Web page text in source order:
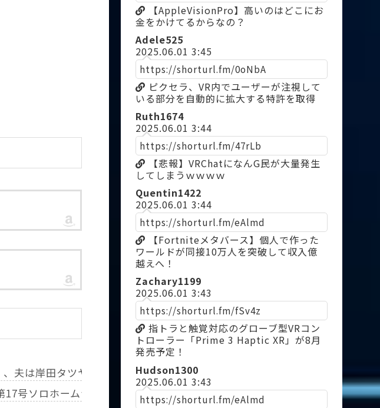
夫は岸田タツヤ
号ソロホームランを被弾し先制を許す
【AppleVisionPro】高いのはどこにお
金をかけてるからなの？
Adele525
2025.06.01 3:45
https://shorturl.fm/0oNbA
ピクセラ、VR内でユーザーが注視して
いる部分を自動的に拡大する特許を取得
Ruth1674
2025.06.01 3:44
https://shorturl.fm/47rLb
【悲報】VRChatになんG民が大量発生
してしまうｗｗｗｗ
Quentin1422
2025.06.01 3:44
https://shorturl.fm/eAlmd
【Fortniteメタバース】個人で作った
ワールドが同接10万人を突破して収入億
越えへ！
Zachary1199
2025.06.01 3:43
https://shorturl.fm/fSv4z
指トラと触覚対応のグローブ型VRコン
トローラー「Prime 3 Haptic XR」が8月
発売予定！
Hudson1300
2025.06.01 3:43
https://shorturl.fm/eAlmd